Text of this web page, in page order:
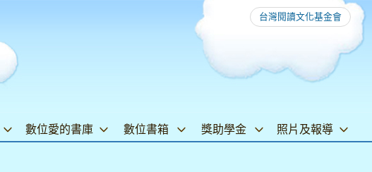
台灣閱讀文化基金會
數位愛的書庫 數位書箱 獎助學金 照片及報導